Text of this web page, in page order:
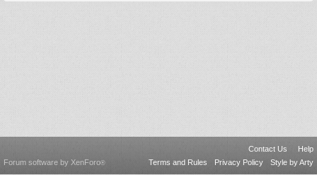
Contact Us
Help
Terms and Rules
Privacy Policy Style by Arty
Forum software by XenForo®